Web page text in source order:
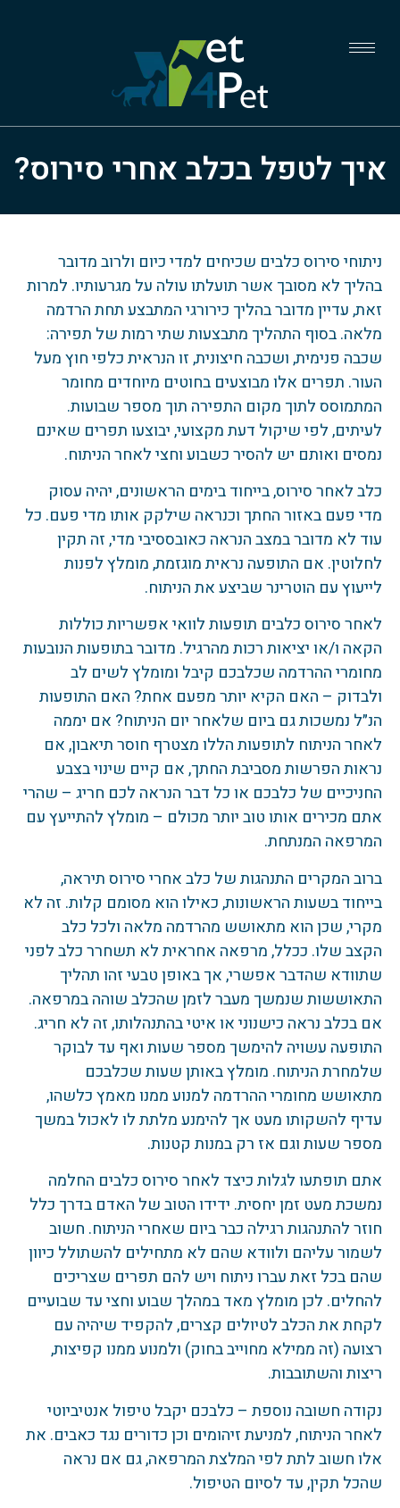
איך לטפל בכלב אחרי סירוס?
ניתוחי סירוס כלבים שכיחים למדי כיום ולרוב מדובר
בהליך לא מסובך אשר תועלתו עולה על מגרעותיו. למרות
זאת, עדיין מדובר בהליך כירורגי המתבצע תחת הרדמה
מלאה. בסוף התהליך מתבצעות שתי רמות של תפירה:
שכבה פנימית, ושכבה חיצונית, זו הנראית כלפי חוץ מעל
העור. תפרים אלו מבוצעים בחוטים מיוחדים מחומר
המתמוסס לתוך מקום התפירה תוך מספר שבועות.
לעיתים, לפי שיקול דעת מקצועי, יבוצעו תפרים שאינם
נמסים ואותם יש להסיר כשבוע וחצי לאחר הניתוח.
כלב לאחר סירוס, בייחוד בימים הראשונים, יהיה עסוק
מדי פעם באזור החתך וכנראה שילקק אותו מדי פעם. כל
עוד לא מדובר במצב הנראה כאובססיבי מדי, זה תקין
לחלוטין. אם התופעה נראית מוגזמת, מומלץ לפנות
לייעוץ עם הוטרינר שביצע את הניתוח.
לאחר סירוס כלבים תופעות לוואי אפשריות כוללות
הקאה ו/או יציאות רכות מהרגיל. מדובר בתופעות הנובעות
מחומרי ההרדמה שכלבכם קיבל ומומלץ לשים לב
ולבדוק – האם הקיא יותר מפעם אחת? האם התופעות
הנ״ל נמשכות גם ביום שלאחר יום הניתוח? אם יממה
לאחר הניתוח לתופעות הללו מצטרף חוסר תיאבון, אם
נראות הפרשות מסביבת החתך, אם קיים שינוי בצבע
החניכיים של כלבכם או כל דבר הנראה לכם חריג – שהרי
אתם מכירים אותו טוב יותר מכולם – מומלץ להתייעץ עם
המרפאה המנתחת.
ברוב המקרים התנהגות של כלב אחרי סירוס תיראה,
בייחוד בשעות הראשונות, כאילו הוא מסומם קלות. זה לא
מקרי, שכן הוא מתאושש מהרדמה מלאה ולכל כלב
הקצב שלו. ככלל, מרפאה אחראית לא תשחרר כלב לפני
שתוודא שהדבר אפשרי, אך באופן טבעי זהו תהליך
התאוששות שנמשך מעבר לזמן שהכלב שוהה במרפאה.
אם בכלב נראה כישנוני או איטי בהתנהלותו, זה לא חריג.
התופעה עשויה להימשך מספר שעות ואף עד לבוקר
שלמחרת הניתוח. מומלץ באותן שעות שכלבכם
מתאושש מחומרי ההרדמה למנוע ממנו מאמץ כלשהו,
עדיף להשקותו מעט אך להימנע מלתת לו לאכול במשך
מספר שעות וגם אז רק במנות קטנות.
אתם תופתעו לגלות כיצד לאחר סירוס כלבים החלמה
נמשכת מעט זמן יחסית. ידידו הטוב של האדם בדרך כלל
חוזר להתנהגות רגילה כבר ביום שאחרי הניתוח. חשוב
לשמור עליהם ולוודא שהם לא מתחילים להשתולל כיוון
שהם בכל זאת עברו ניתוח ויש להם תפרים שצריכים
להחלים. לכן מומלץ מאד במהלך שבוע וחצי עד שבועיים
לקחת את הכלב לטיולים קצרים, להקפיד שיהיה עם
רצועה (זה ממילא מחוייב בחוק) ולמנוע ממנו קפיצות,
ריצות והשתובבות. ‎
נקודה חשובה נוספת – כלבכם יקבל טיפול אנטיביוטי
לאחר הניתוח, למניעת זיהומים וכן כדורים נגד כאבים. את
אלו חשוב לתת לפי המלצת המרפאה, גם אם נראה
שהכל תקין, עד לסיום הטיפול.